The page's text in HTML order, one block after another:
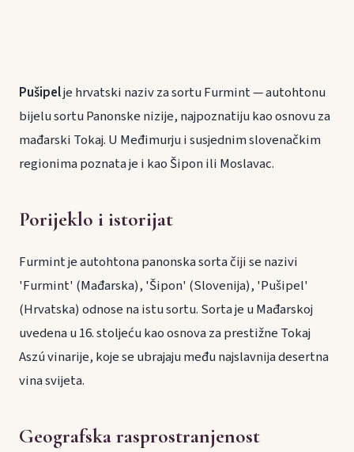
Pušipelje hrvatski naziv za sortu Furmint — autohtonu
bijelu sortu Panonske nizije, najpoznatiju kao osnovu za
mađarski Tokaj. U Međimurju i susjednim slovenačkim
regionima poznata je i kao Šipon ili Moslavac.
Porijeklo i istorijat
Furmint je autohtona panonska sorta čiji se nazivi
'Furmint' (Mađarska), 'Šipon' (Slovenija), 'Pušipel'
(Hrvatska) odnose na istu sortu. Sorta je u Mađarskoj
uvedena u 16. stoljeću kao osnova za prestižne Tokaj
Aszú vinarije, koje se ubrajaju među najslavnija desertna
vina svijeta.
Geografska rasprostranjenost